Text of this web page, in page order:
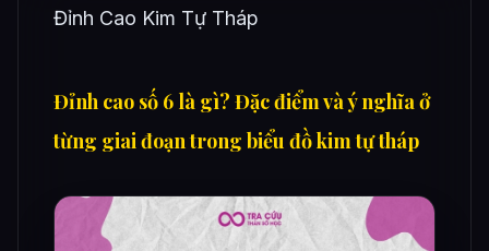
Đỉnh Cao Kim Tự Tháp
Đỉnh cao số 6 là gì? Đặc điểm và ý nghĩa ở
từng giai đoạn trong biểu đồ kim tự tháp